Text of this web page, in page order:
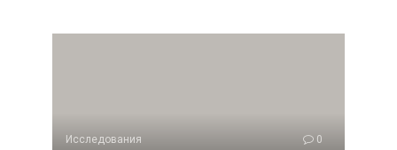
Исследования 0